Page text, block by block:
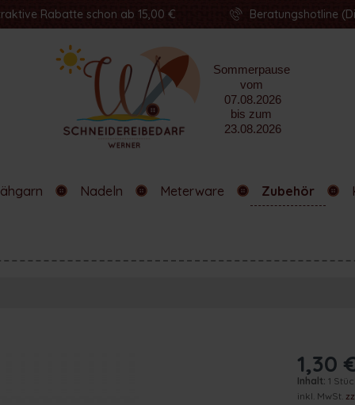
Rabatte schon ab 15,00 € Beratungshotline
Nadeln Meterware Zubehör
1,30
Inhalt:1
inkl. MwSt.